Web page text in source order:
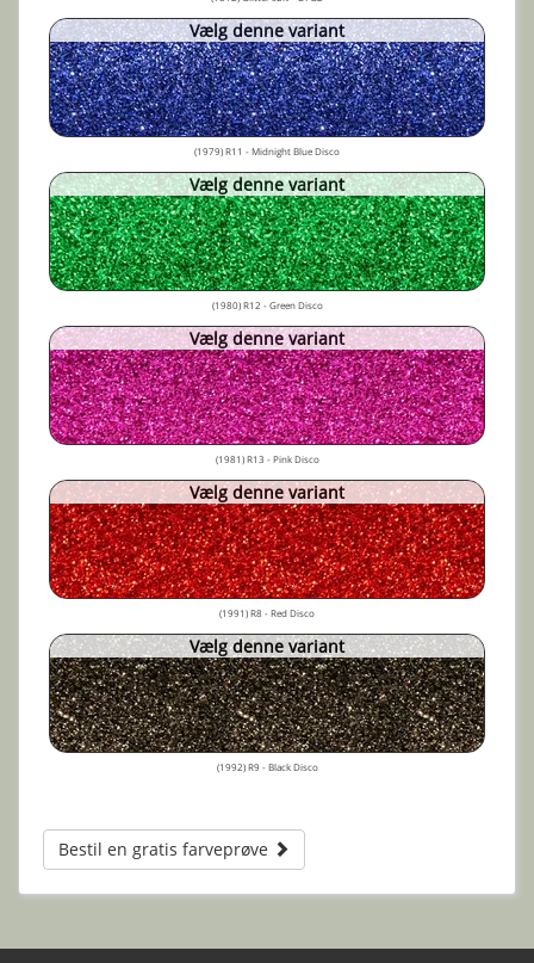
Vælg denne variant
(1979) R11 - Midnight Blue Disco
Vælg denne variant
(1980) R12 - Green Disco
Vælg denne variant
(1981) R13 - Pink Disco
Vælg denne variant
(1991) R8 - Red Disco
Vælg denne variant
(1992) R9 - Black Disco
Bestil en gratis farveprøve